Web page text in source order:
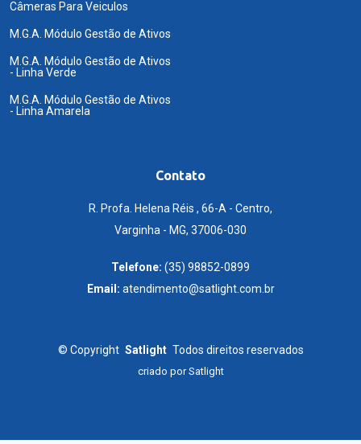
Câmeras Para Veiculos
M.G.A. Módulo Gestão de Ativos
M.G.A. Módulo Gestão de Ativos
- Linha Verde
M.G.A. Módulo Gestão de Ativos
- Linha Amarela
Contato
R. Profa. Helena Réis , 66-A - Centro,
Varginha - MG, 37006-030
Telefone: (35) 98852-0899
Email: atendimento@satlight.com.br
© Copyright Satlight Todos direitos reservados
criado porSatlight